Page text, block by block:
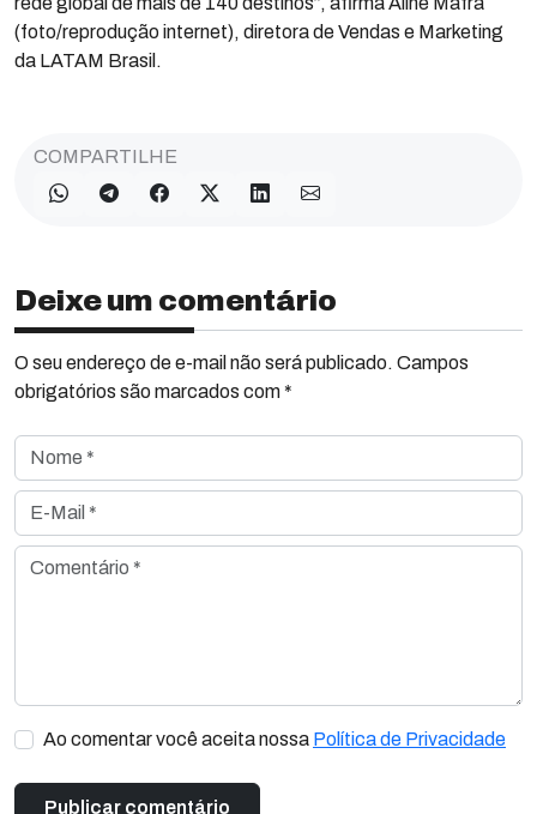
(foto/reprodução internet), diretora de Vendas e Marketing
da LATAM Brasil.
COMPARTILHE
Deixe um comentário
O seu endereço de e-mail não será publicado. Campos
obrigatórios são marcados com *
Nome *
E-Mail *
Comentário *
Ao comentar você aceita nossa Política de Privacidade